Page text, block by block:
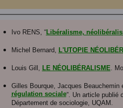
Ivo RENS, “Libéralisme,
Michel Bernard, L'UTOPIE
Louis Gill, LE NÉOLIBÉRALISME.
Gilles Bourque, Jacques Beauchemin
régulation sociale”. Un article publié
Département de sociologie, UQAM.